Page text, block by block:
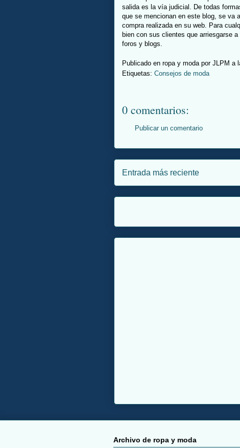
salida es la vía judicial. De todas
que se mencionan en este blog, se va
compra realizada en su web. Para
bien con sus clientes que arriesgarse
foros y blogs.
Publicado en ropa y moda por JLPM a
Etiquetas: Consejos de moda
0 comentarios:
Publicar un comentario
Entrada más reciente
Archivo de ropa y moda